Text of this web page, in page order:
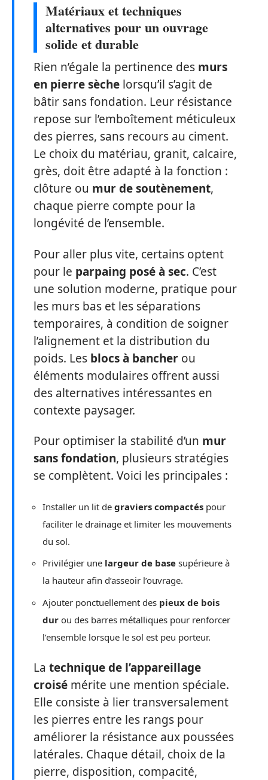
Matériaux et techniques
alternatives pour un ouvrage
solide et durable
Rien n’égale la pertinence des murs
en pierre sèche lorsqu’il s’agit de
bâtir sans fondation. Leur résistance
repose sur l’emboîtement méticuleux
des pierres, sans recours au ciment.
Le choix du matériau, granit, calcaire,
grès, doit être adapté à la fonction :
clôture ou mur de soutènement,
chaque pierre compte pour la
longévité de l’ensemble.
Pour aller plus vite, certains optent
pour le parpaing posé à sec. C’est
une solution moderne, pratique pour
les murs bas et les séparations
temporaires, à condition de soigner
l’alignement et la distribution du
poids. Les blocs à bancher ou
éléments modulaires offrent aussi
des alternatives intéressantes en
contexte paysager.
Pour optimiser la stabilité d’un mur
sans fondation, plusieurs stratégies
se complètent. Voici les principales :
Installer un lit de graviers compactés pour
faciliter le drainage et limiter les mouvements
du sol.
Privilégier une largeur de base supérieure à
la hauteur afin d’asseoir l’ouvrage.
Ajouter ponctuellement des pieux de bois
dur ou des barres métalliques pour renforcer
l’ensemble lorsque le sol est peu porteur.
La technique de l’appareillage
croisé mérite une mention spéciale.
Elle consiste à lier transversalement
les pierres entre les rangs pour
améliorer la résistance aux poussées
latérales. Chaque détail, choix de la
pierre, disposition, compacité,